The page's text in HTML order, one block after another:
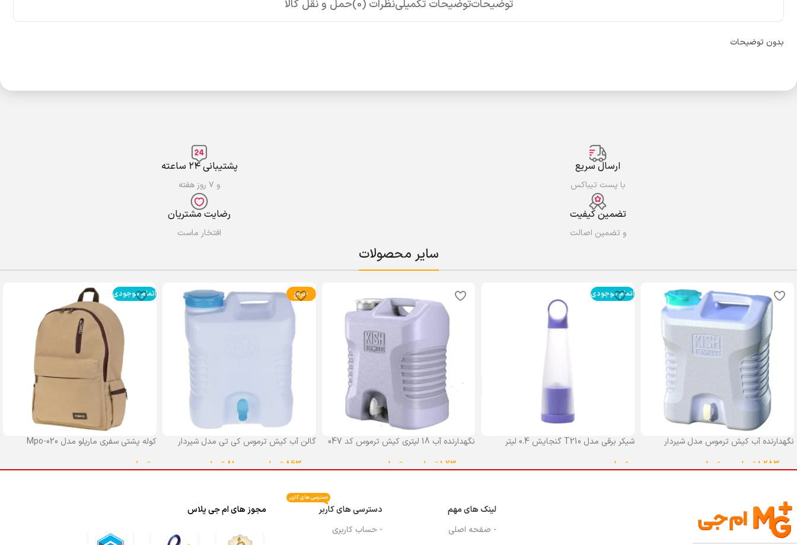
توضیحاتتوضیحات تکمیلینظرات (0) حمل و نقل کالا
بدون توضیحات
ارسال سریع
با پست تیباکس
پشتیبانی ۲۴ ساعته
و ۷ روز هفته
تضمین کیفیت
و تضمین اصالت
رضایت مشتریان
افتخار ماست
سایر محصولات
نگهدارنده آب کیش ترموس مدل شیردار
1,283,000تومان تومان
اتمام موجودی
شیکر برقی مدل T210 گنجایش 0.4 لیتر
تومان
نگهدارنده آب 18 لیتری کیش ترموس کد 047
1,230,000تومان تومان
حراج
گالن آب کیش ترموس کی تی مدل شیردار
863,000 تومان 810,000 تومان
اتمام موجودی
کوله پشتی سفری مارپلو مدل Mpo-020
تومان
لینک های مهم
- صفحه اصلی
دسترسی های کاربر
دسترسی های کاربر
- حساب کاربری
مجوز های ام جی پلاس